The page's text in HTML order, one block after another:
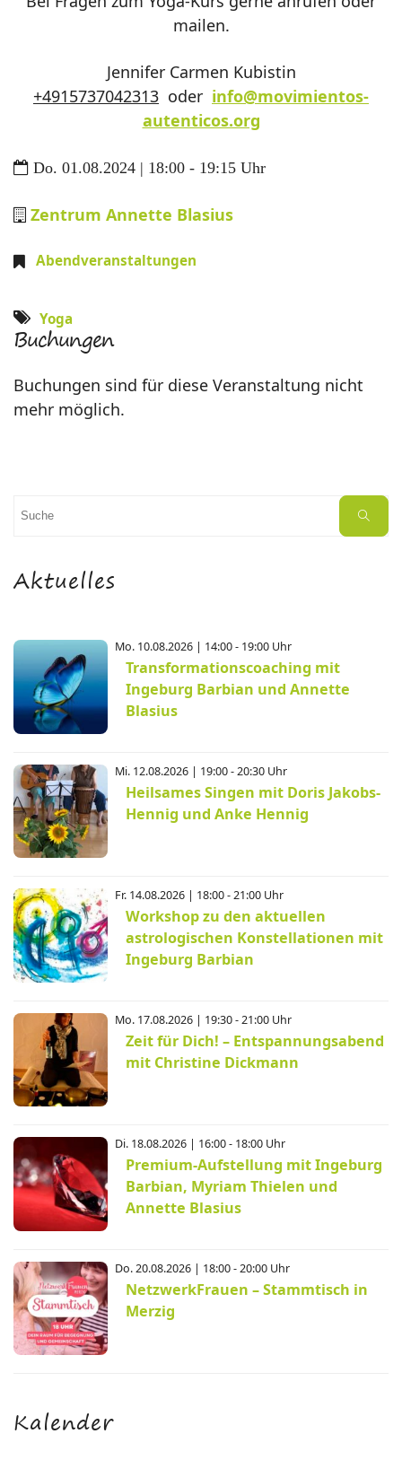
mailen.
Jennifer Carmen Kubistin
+4915737042313 oder info@movimientos-
autenticos.org
Do. 01.08.2024 | 18:00 - 19:15 Uhr
Zentrum Annette Blasius
Abendveranstaltungen
Yoga
Buchungen
Buchungen sind für diese Veranstaltung nicht
mehr möglich.
Suchen
Suche
Aktuelles
Mo. 10.08.2026 | 14:00 - 19:00 Uhr
Transformationscoaching mit
Ingeburg Barbian und Annette
Blasius
Mi. 12.08.2026 | 19:00 - 20:30 Uhr
Heilsames Singen mit Doris Jakobs-
Hennig und Anke Hennig
Fr. 14.08.2026 | 18:00 - 21:00 Uhr
Workshop zu den aktuellen
astrologischen Konstellationen mit
Ingeburg Barbian
Mo. 17.08.2026 | 19:30 - 21:00 Uhr
Zeit für Dich! – Entspannungsabend
mit Christine Dickmann
Di. 18.08.2026 | 16:00 - 18:00 Uhr
Premium-Aufstellung mit Ingeburg
Barbian, Myriam Thielen und
Annette Blasius
Do. 20.08.2026 | 18:00 - 20:00 Uhr
NetzwerkFrauen – Stammtisch in
Merzig
Kalender